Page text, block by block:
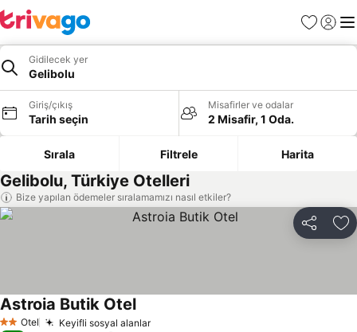
Favoriler
Giriş
Gidilecek yer
Gelibolu
Giriş/çıkış
Tarih seçin
Misafirler ve odalar
2 Misafir, 1 Oda.
Sırala Filtrele Harita
Gelibolu, Türkiye Otelleri
Bize yapılan ödemeler sıralamamızı nasıl etkiler?
Paylaş
2 Yıldız
Otel Keyifli sosyal alanlar
Astroia Butik Otel